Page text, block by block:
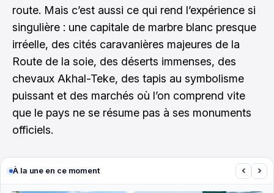
route. Mais c’est aussi ce qui rend l’expérience si
singulière : une capitale de marbre blanc presque
irréelle, des cités caravanières majeures de la
Route de la soie, des déserts immenses, des
chevaux Akhal-Teke, des tapis au symbolisme
puissant et des marchés où l’on comprend vite
que le pays ne se résume pas à ses monuments
officiels.
À la une en ce moment ‹ ›